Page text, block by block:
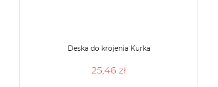
Deska do krojenia Kurka
25,46 zł